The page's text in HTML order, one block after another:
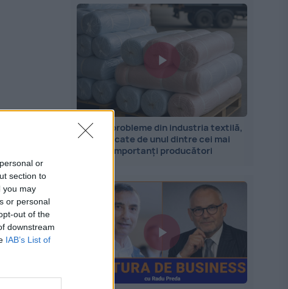
or
section to
you may
or personal
out of the
downstream
IAB’s List of
Marile probleme din industria textilă,
explicate de unul dintre cei mai
importanți producători